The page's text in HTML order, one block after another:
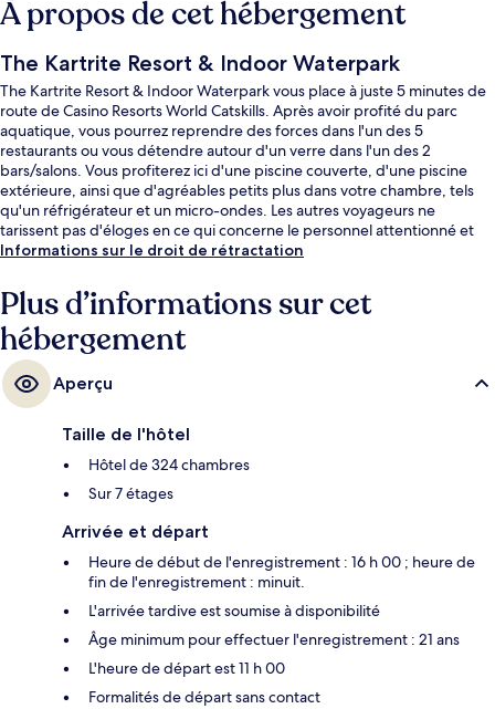
À propos de cet hébergement
The Kartrite Resort & Indoor Waterpark
The Kartrite Resort & Indoor Waterpark vous place à juste 5 minutes de
route de Casino Resorts World Catskills. Après avoir profité du parc
aquatique, vous pourrez reprendre des forces dans l'un des 5
restaurants ou vous détendre autour d'un verre dans l'un des 2
bars/salons. Vous profiterez ici d'une piscine couverte, d'une piscine
extérieure, ainsi que d'agréables petits plus dans votre chambre, tels
qu'un réfrigérateur et un micro-ondes. Les autres voyageurs ne
tarissent pas d'éloges en ce qui concerne le personnel attentionné et
les services et équipements parfaitement adaptés aux familles.
Informations sur le droit de rétractation
Plus d’informations sur cet
hébergement
Aperçu
Taille de l'hôtel
Hôtel de 324 chambres
Sur 7 étages
Arrivée et départ
Heure de début de l'enregistrement : 16 h 00 ; heure de
fin de l'enregistrement : minuit.
L'arrivée tardive est soumise à disponibilité
Âge minimum pour effectuer l'enregistrement : 21 ans
L'heure de départ est 11 h 00
Formalités de départ sans contact